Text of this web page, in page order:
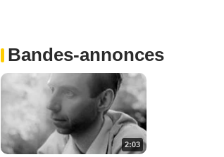
Bandes-annonces
2:03